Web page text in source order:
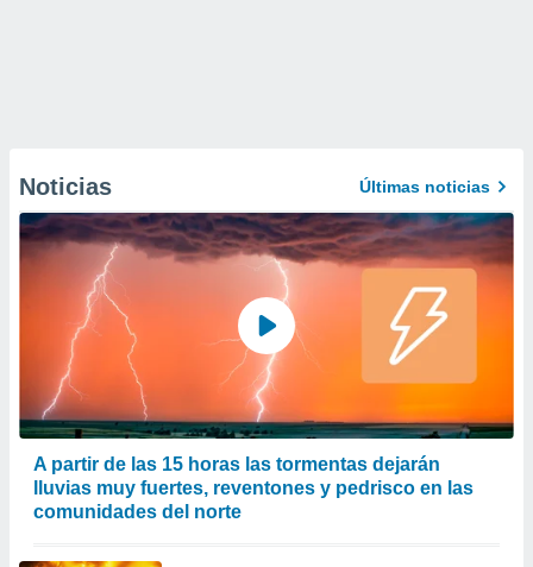
Noticias Últimas noticias
A partir de las 15 horas las tormentas dejarán
lluvias muy fuertes, reventones y pedrisco en las
comunidades del norte